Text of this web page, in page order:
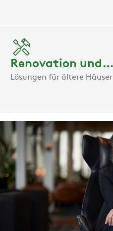
Renovation und
Nachverdichtung
Lösungen für ältere Häuser